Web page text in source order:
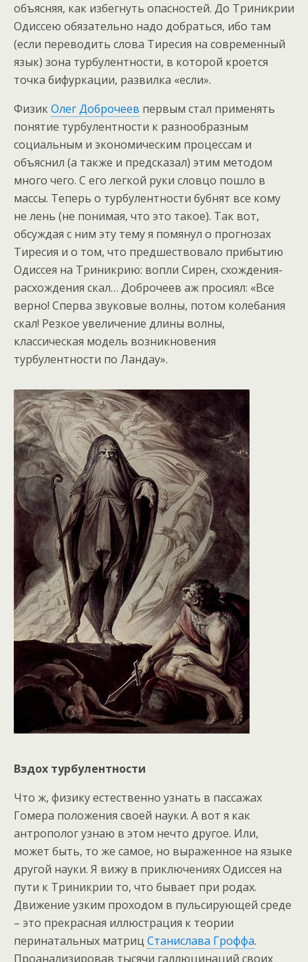
объясняя, как избегнуть опасностей. До Триникрии
Одиссею обязательно надо добраться, ибо там
(если переводить слова Тиресия на современный
язык) зона турбулентности, в которой кроется
точка бифуркации, развилка «если».
ФизикОлег Доброчеев первым стал применять
понятие турбулентности к разнообразным
социальным и экономическим процессам и
объяснил (а также и предсказал) этим методом
много чего. С его легкой руки словцо пошло в
массы. Теперь о турбулентности бубнят все кому
не лень (не понимая, что это такое). Так вот,
обсуждая с ним эту тему я помянул о прогнозах
Тиресия и о том, что предшествовало прибытию
Одиссея на Триникрию: вопли Сирен, схождения-
расхождения скал… Доброчеев аж просиял: «Все
верно! Сперва звуковые волны, потом колебания
скал! Резкое увеличение длины волны,
классическая модель возникновения
турбулентности по Ландау».
Вздох турбулентности
Что ж, физику естественно узнать в пассажах
Гомера положения своей науки. А вот я как
антрополог узнаю в этом нечто другое. Или,
может быть, то же самое, но выраженное на языке
другой науки. Я вижу в приключениях Одиссея на
пути к Триникрии то, что бывает при родах.
Движение узким проходом в пульсирующей среде
– это прекрасная иллюстрация к теории
перинатальных матриц Станислава Гроффа.
Проанализировав тысячи галлюцинаций своих